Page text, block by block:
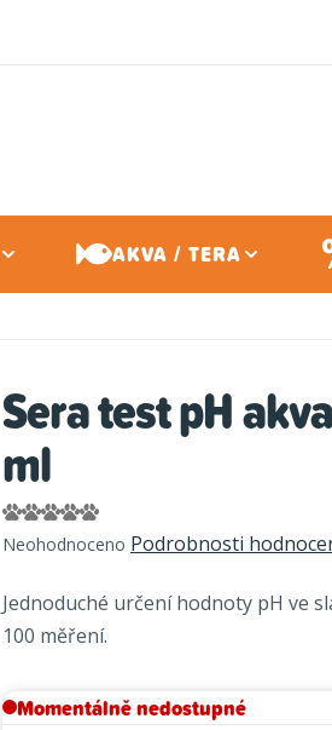
AKVA / TERA
Sera test pH
ml
Průměrné
hodnocení
je
0,0
5
Neohodnoceno Podrobnosti
Jednoduché určení hodnoty pH ve
100 měření.
Momentálně nedostupné